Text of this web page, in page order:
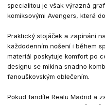
specialitou je však výrazná
komiksovými Avengers, která
Praktický stojáček a zapínání
každodenním nošení i během
materiál poskytuje komfort po
designu se mikina snadno
fanouškovským oblečením.
Pokud fandíte Realu Madrid a